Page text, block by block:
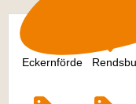
Eckernförde